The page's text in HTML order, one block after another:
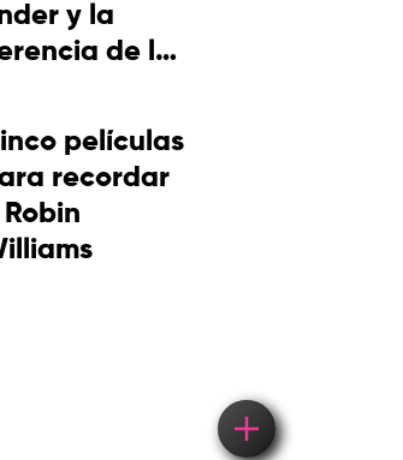
y la
de la
películas
recordar